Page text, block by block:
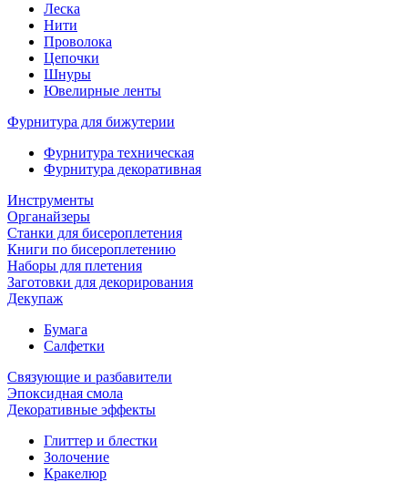
Леска
Нити
Проволока
Цепочки
Шнуры
Ювелирные ленты
Фурнитура для бижутерии
Фурнитура техническая
Фурнитура декоративная
Инструменты
Органайзеры
Станки для бисероплетения
Книги по бисероплетению
Наборы для плетения
Заготовки для декорирования
Декупаж
Бумага
Салфетки
Связующие и разбавители
Эпоксидная смола
Декоративные эффекты
Глиттер и блестки
Золочение
Кракелюр